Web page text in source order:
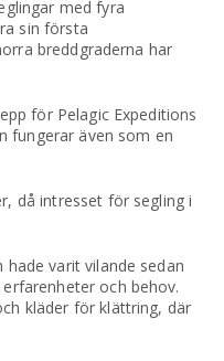
med fyra
sin första
breddgraderna har
för Pelagic Expeditions
fungerar även som en
då intresset för segling i
varit vilande sedan
och behov.
kläder för klättring, där